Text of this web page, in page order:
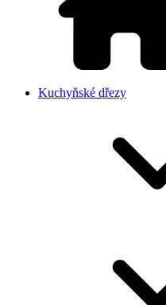
Kuchyňské dřezy